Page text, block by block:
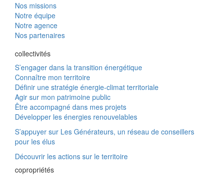
Nos missions
Notre équipe
Notre agence
Nos partenaires
collectivités
S’engager dans la transition énergétique
Connaître mon territoire
Définir une stratégie énergie-climat territoriale
Agir sur mon patrimoine public
Être accompagné dans mes projets
Développer les énergies renouvelables
S’appuyer sur Les Générateurs, un réseau de conseillers
pour les élus
Découvrir les actions sur le territoire
copropriétés